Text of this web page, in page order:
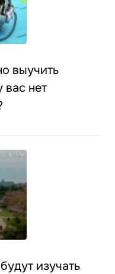
выучить
вас нет
изучать